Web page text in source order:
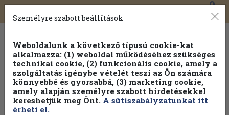
Toggle
navigation
0
Személyre szabott beállítások
Weboldalunk a következő típusú cookie-kat
alkalmazza: (1) weboldal működéséhez szükséges
technikai cookie, (2) funkcionális cookie, amely a
szolgáltatás igénybe vételét teszi az Ön számára
könnyebbé és gyorsabbá, (3) marketing cookie,
amely alapján személyre szabott hirdetésekkel
kereshetjük meg Önt. A sütiszabályzatunkat itt
érheti el.